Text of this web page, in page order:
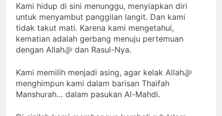
Kami hidup di sini menunggu, menyiapkan diri
untuk menyambut panggilan langit. Dan kami
tidak takut mati. Karena kami mengetahui,
kematian adalah gerbang menuju pertemuan
dengan Allahﷻ dan Rasul-Nya.
Kami memilih menjadi asing, agar kelak Allahﷻ
menghimpun kami dalam barisan Thaifah
Manshurah… dalam pasukan Al-Mahdi.